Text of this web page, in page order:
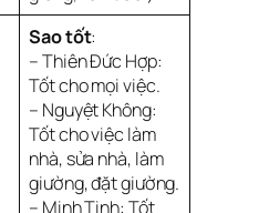
Sao tốt:
– Thiên Đức Hợp:
Tốt cho mọi việc.
– Nguyệt Không:
Tốt cho việc làm
nhà, sửa nhà, làm
giường, đặt giường.
– Minh Tinh: Tốt